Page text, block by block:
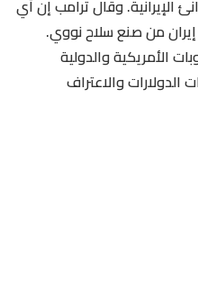
الإيرانية. وقال ترامب إن أي
من صنع سلاح نووي.
الأمريكية والدولية
والاعتراف